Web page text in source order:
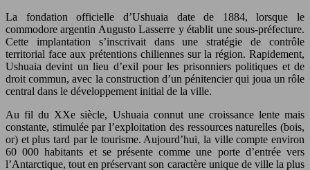
La fondation officielle d’Ushuaia date de 1884, lorsque le
commodore argentin Augusto Lasserre y établit une sous-préfecture.
Cette implantation s’inscrivait dans une stratégie de contrôle
territorial face aux prétentions chiliennes sur la région. Rapidement,
Ushuaia devint un lieu d’exil pour les prisonniers politiques et de
droit commun, avec la construction d’un pénitencier qui joua un rôle
central dans le développement initial de la ville.
Au fil du XXe siècle, Ushuaia connut une croissance lente mais
constante, stimulée par l’exploitation des ressources naturelles (bois,
or) et plus tard par le tourisme. Aujourd’hui, la ville compte environ
60 000 habitants et se présente comme une porte d’entrée vers
l’Antarctique, tout en préservant son caractère unique de ville la plus